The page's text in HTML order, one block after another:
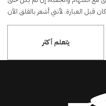
قبل العبارة. لأنني أشعر بالقلق الآن
يتعلم أكثر